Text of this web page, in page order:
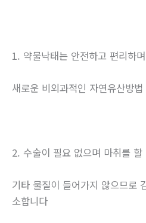
1. 약물낙태는 안전하고 편리하
새로운 비외과적인 자연유산방
2. 수술이 필요 없으며 마취를 할
기타 물질이 들어가지 않으므로
소합니다